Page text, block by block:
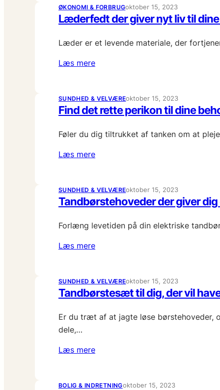
ØKONOMI & FORBRUGoktober 15, 2023
Læderfedt der giver nyt liv til
Læder er et levende materiale, der
Læs mere
SUNDHED & VELVÆREoktober 15, 2023
Find det rette perikon til dine
Føler du dig tiltrukket af tanken om at
Læs mere
SUNDHED & VELVÆREoktober 15, 2023
Tandbørstehoveder der giver dig
Forlæng levetiden på din elektriske
Læs mere
SUNDHED & VELVÆREoktober 15, 2023
Tandbørstesæt til dig, der vil
Er du træt af at jagte løse børstehoveder,
dele,…
Læs mere
BOLIG & INDRETNINGoktober 15, 2023